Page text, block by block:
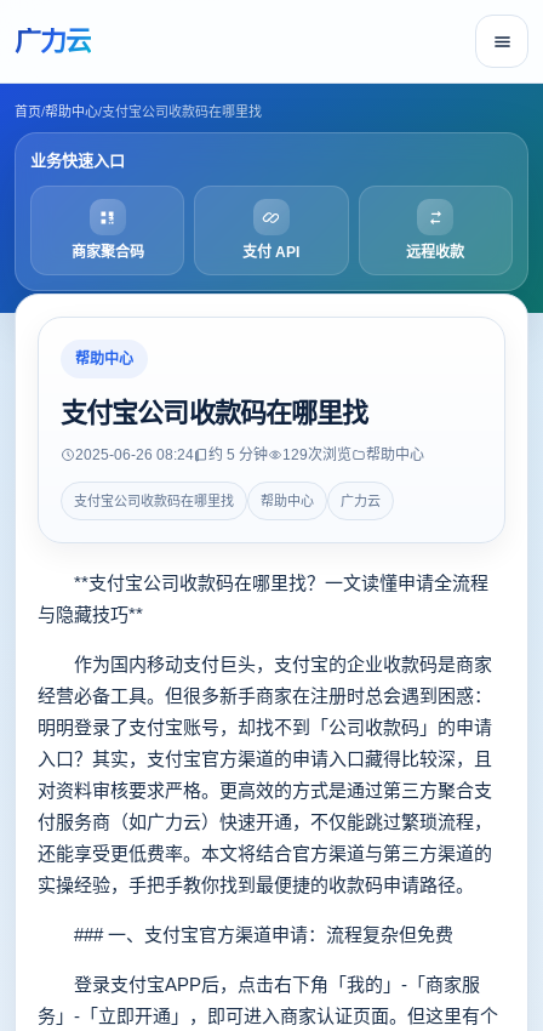
广力云
首页/帮助中心/支付宝公司收款码在哪里找
业务快速入口
商家聚合码 支付 API 远程收款
帮助中心
支付宝公司收款码在哪里找
2025-06-26 08:24 约 5 分钟 129次浏览 帮助中心
支付宝公司收款码在哪里找 帮助中心 广力云
**支付宝公司收款码在哪里找？一文读懂申请全流程
与隐藏技巧**
作为国内移动支付巨头，支付宝的企业收款码是商家
经营必备工具。但很多新手商家在注册时总会遇到困惑：
明明登录了支付宝账号，却找不到「公司收款码」的申请
入口？其实，支付宝官方渠道的申请入口藏得比较深，且
对资料审核要求严格。更高效的方式是通过第三方聚合支
付服务商（如广力云）快速开通，不仅能跳过繁琐流程，
还能享受更低费率。本文将结合官方渠道与第三方渠道的
实操经验，手把手教你找到最便捷的收款码申请路径。
### 一、支付宝官方渠道申请：流程复杂但免费
登录支付宝APP后，点击右下角「我的」-「商家服
务」-「立即开通」，即可进入商家认证页面。但这里有个